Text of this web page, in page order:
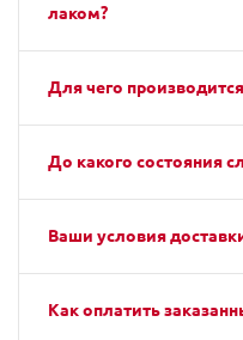
лаком?
Для чего
До какого состояния
Ваши условия
Как оплатить